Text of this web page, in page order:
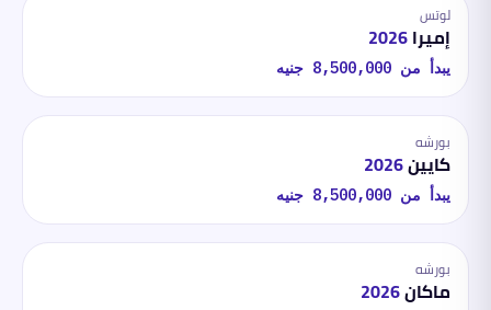
لوتس
إميرا2026
يبدأ من 8,500,000 جنيه
بورشه
كايين2026
يبدأ من 8,500,000 جنيه
بورشه
ماكان2026